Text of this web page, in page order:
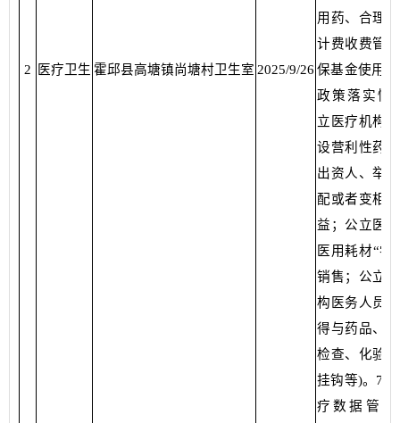
2 医疗卫生 霍邱县高塘镇尚塘村卫生室 2025/9/26
用药、合理
计费收费管
保基金使用
政策落实情
立医疗机构
设营利性药
出资人、举
配或者变相
益；公立医
医用耗材“零
销售；公立
构医务人员
得与药品、
检查、化验
挂钩等)。7.
疗数据管理